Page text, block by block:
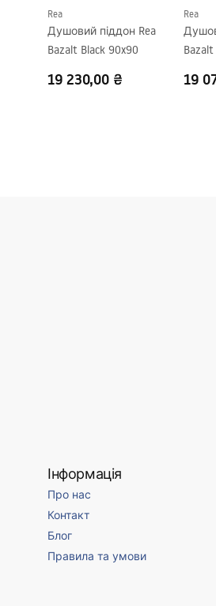
Rea
Душовий піддон Rea
Bazalt Black 90x90
19 230,00 ₴
Rea
19
Інформація
Про нас
Контакт
Блог
Правила та умови